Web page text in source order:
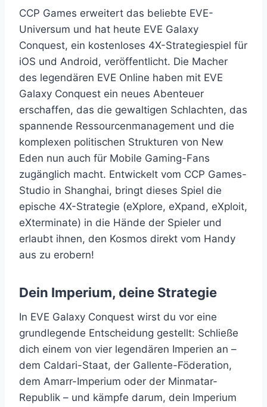
CCP Games erweitert das beliebte EVE-
Universum und hat heute EVE Galaxy
Conquest, ein kostenloses 4X-Strategiespiel für
iOS und Android, veröffentlicht. Die Macher
des legendären EVE Online haben mit EVE
Galaxy Conquest ein neues Abenteuer
erschaffen, das die gewaltigen Schlachten, das
spannende Ressourcenmanagement und die
komplexen politischen Strukturen von New
Eden nun auch für Mobile Gaming-Fans
zugänglich macht. Entwickelt vom CCP Games-
Studio in Shanghai, bringt dieses Spiel die
epische 4X-Strategie (eXplore, eXpand, eXploit,
eXterminate) in die Hände der Spieler und
erlaubt ihnen, den Kosmos direkt vom Handy
aus zu erobern!
Dein Imperium, deine Strategie
In EVE Galaxy Conquest wirst du vor eine
grundlegende Entscheidung gestellt: Schließe
dich einem von vier legendären Imperien an –
dem Caldari-Staat, der Gallente-Föderation,
dem Amarr-Imperium oder der Minmatar-
Republik – und kämpfe darum, dein Imperium